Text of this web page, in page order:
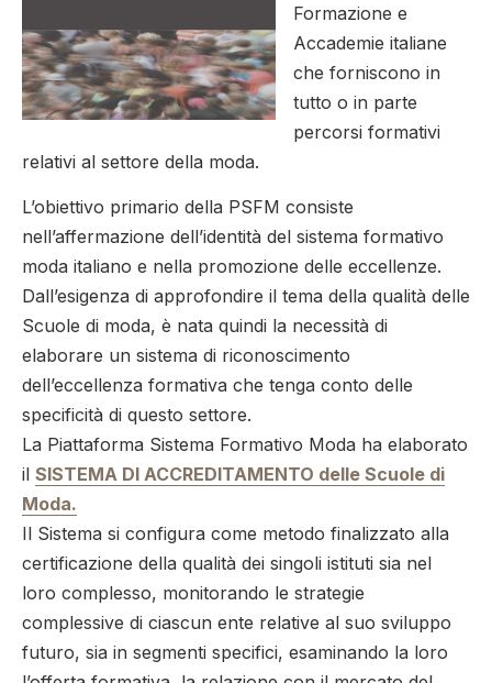
Formazione e
Accademie italiane
che forniscono in
tutto o in parte
percorsi formativi
relativi al settore della moda.
L’obiettivo primario della PSFM consiste
nell’affermazione dell’identità del sistema formativo
moda italiano e nella promozione delle eccellenze.
Dall’esigenza di approfondire il tema della qualità delle
Scuole di moda, è nata quindi la necessità di
elaborare un sistema di riconoscimento
dell’eccellenza formativa che tenga conto delle
specificità di questo settore.
La Piattaforma Sistema Formativo Moda ha elaborato
il SISTEMA DI ACCREDITAMENTO delle Scuole di
Moda.
Il Sistema si configura come metodo finalizzato alla
certificazione della qualità dei singoli istituti sia nel
loro complesso, monitorando le strategie
complessive di ciascun ente relative al suo sviluppo
futuro, sia in segmenti specifici, esaminando la loro